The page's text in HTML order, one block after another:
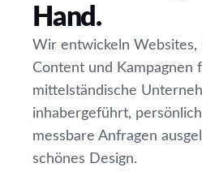
Hand.
Wir entwickeln Websites,
Content und Kampagnen
mittelständische
inhabergeführt,
messbare Anfragen
schönes Design.